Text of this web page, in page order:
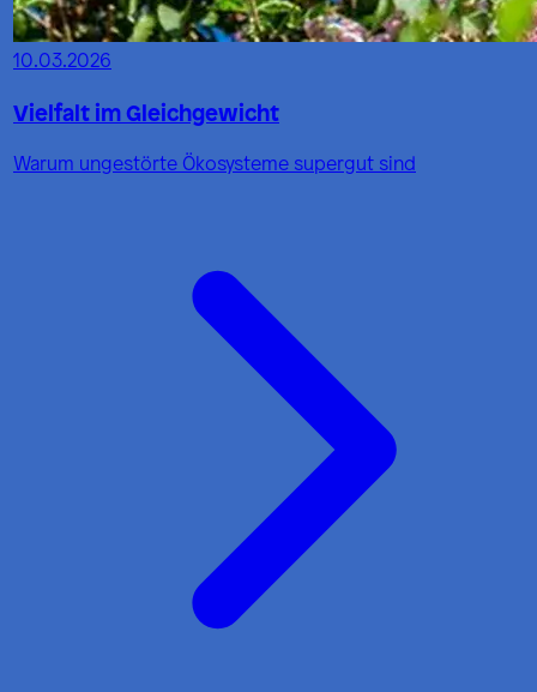
10.03.2026
Vielfalt im Gleichgewicht
Warum ungestörte Ökosysteme supergut sind